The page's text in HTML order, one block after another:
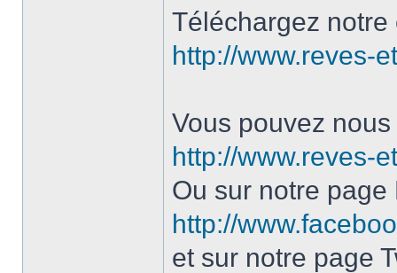
Téléchargez
http://www.reves-
Vous pouvez
http://www.reves-
Ou sur notre page
http://
et sur notre page